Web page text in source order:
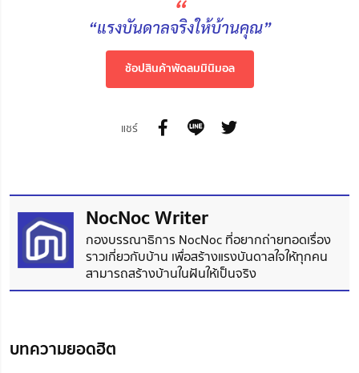
“
“แรงบันดาลจริงให้บ้านคุณ”
ช้อปสินค้าพัดลมมินิมอล
แชร์
NocNoc Writer
กองบรรณาธิการ NocNoc ที่อยากถ่ายทอดเรื่อง
ราวเกี่ยวกับบ้าน เพื่อสร้างแรงบันดาลใจให้ทุกคน
สามารถสร้างบ้านในฝันให้เป็นจริง
บทความยอดฮิต